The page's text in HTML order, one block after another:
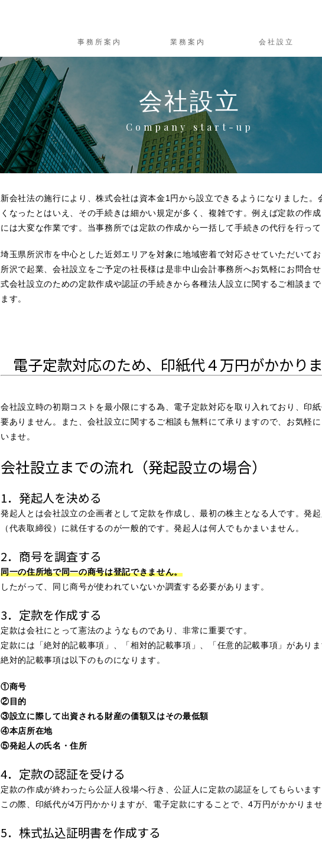
事務所案内 業務案内 会社設立
会社設立
Company start-up
新会社法の施行により、株式会社は資本金1円から設立できるようになりました。
くなったとはいえ、その手続きは細かい規定が多く、複雑です。例えば定款の作
には大変な作業です。当事務所では定款の作成から一括して手続きの代行を行っ
埼玉県所沢市を中心とした近郊エリアを対象に地域密着で対応させていただいて
所沢で起業、会社設立をご予定の社長様は是非中山会計事務所へお気軽にお問合
式会社設立のための定款作成や認証の手続きから各種法人設立に関するご相談ま
ます。
電子定款対応のため、印紙代４万円がかかり
会社設立時の初期コストを最小限にする為、電子定款対応を取り入れており、印
要ありません。また、会社設立に関するご相談も無料にて承りますので、お気軽
いませ。
会社設立までの流れ （発起設立の場合）
1．発起人を決める
発起人とは会社設立の企画者として定款を作成し、最初の株主となる人です。発
（代表取締役）に就任するのが一般的です。発起人は何人でもかまいません。
2．商号を調査する
同一の住所地で同一の商号は登記できません。
したがって、同じ商号が使われていないか調査する必要があります。
3．定款を作成する
定款は会社にとって憲法のようなものであり、非常に重要です。
定款には「絶対的記載事項」、「相対的記載事項」、「任意的記載事項」があり
絶対的記載事項は以下のものになります。
①商号
②目的
③設立に際して出資される財産の価額又はその最低額
④本店所在地
⑤発起人の氏名・住所
4．定款の認証を受ける
定款の作成が終わったら公証人役場へ行き、公証人に定款の認証をしてもらいま
この際、印紙代が4万円かかりますが、電子定款にすることで、4万円がかかりま
5．株式払込証明書を作成する